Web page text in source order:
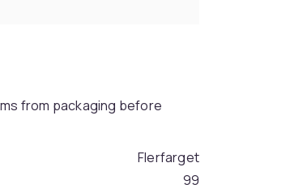
from packaging before
Flerfarget
99